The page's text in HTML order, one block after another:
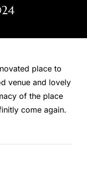
place to
venue and lovely
of the place
come again.